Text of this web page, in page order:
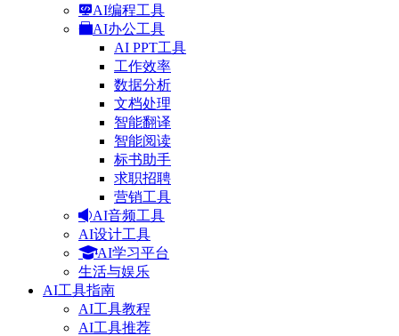
AI编程工具
AI办公工具
AI PPT工具
工作效率
数据分析
文档处理
智能翻译
智能阅读
标书助手
求职招聘
营销工具
AI音频工具
AI设计工具
AI学习平台
生活与娱乐
AI工具指南
AI工具教程
AI工具推荐